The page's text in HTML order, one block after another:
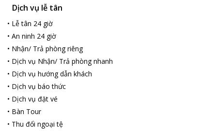
Dịch vụ lễ tân
• Lễ tân 24 giờ
• An ninh 24 giờ
• Nhận/ Trả phòng riêng
• Dịch vụ Nhận/ Trả phòng nhanh
• Dịch vụ hướng dẫn khách
• Dịch vụ báo thức
• Dịch vụ đặt vé
• Bàn Tour
• Thu đổi ngoại tệ